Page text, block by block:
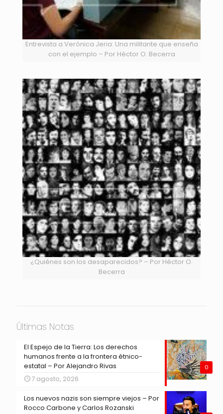
Entrevista a Verónica Jeria: Una militante que enseña
con el ejemplo – Por Héctor O. Becerra
¿Quiénes son los desaparecidos? – Por Héctor O.
Becerra
Últimas Notas
0
El Espejo de la Tierra: Los derechos
humanos frente a la frontera étnico-
estatal – Por Alejandro Rivas
7 agosto, 2026
Los nuevos nazis son siempre viejos – Por
Rocco Carbone y Carlos Rozanski